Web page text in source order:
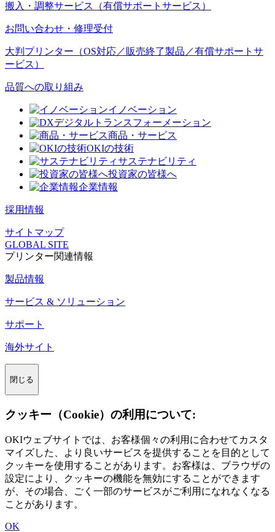
搬入・調整サービス（有償サポートサービス）
お問い合わせ・修理受付
大判プリンター（OS対応／販売終了製品／有償サポートサ
ービス）
品質への取り組み
イノベーション
デジタルトランスフォーメーション
商品・サービス
OKIの技術
サステナビリティ
投資家の皆様へ
企業情報
採用情報
サイトマップ
GLOBAL SITE
プリンター関連情報
製品情報
サービス & ソリューション
サポート
海外サイト
閉じる
クッキー（Cookie）の利用について:
OKIウェブサイトでは、お客様個々の利用に合わせてカスタ
マイズした、より良いサービスを提供することを目的として
クッキーを使用することがあります。お客様は、ブラウザの
設定により、クッキーの機能を無効にすることができます
が、その場合、ごく一部のサービスがご利用になれなくなる
ことがあります。
OK